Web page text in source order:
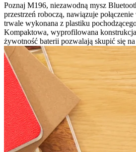
Poznaj M196, niezawodną mysz
przestrzeń roboczą, nawiązuje
trwale wykonana z plastiku
Kompaktowa, wyprofilowana
żywotność baterii pozwalają skupić się